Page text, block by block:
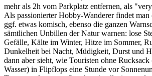
mehr als 2h vom Parkplatz entfernen, als
Als passionierter Hobby-Wanderer findet man
ggf. etwas komisch, ebenso die ganzen
sämtlichen Unbillen der Natur warnen: lose
Gefälle, Kälte im Winter, Hitze im Sommer,
Dunkelheit bei Nacht, Müdigkeit, Durst und
dann aber sieht, wie Touristen ohne Rucksack
Wasser) in Flipflops eine Stunde vor